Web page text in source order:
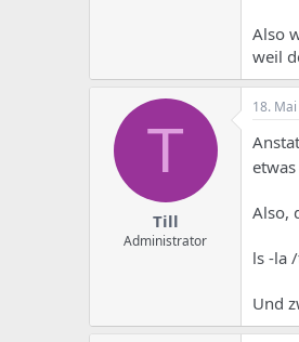
Also
weil
T
Till
Administrator
18.
Also,
ls -la
Und